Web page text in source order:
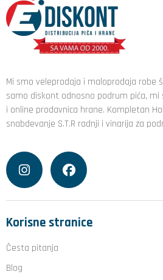
Mi smo veleprodaja i maloprodaja robe
samo diskont odnosno podrum pića,
i online prodavnica hrane. Kompletan
snabdevanje S.T.R radnji i vinarija za
Korisne stranice
Česta pitanja
Blog